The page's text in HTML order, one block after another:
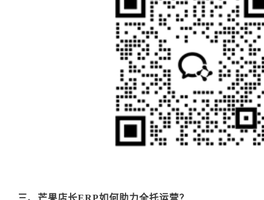
三、芒果店长ERP如何助力全托运营？